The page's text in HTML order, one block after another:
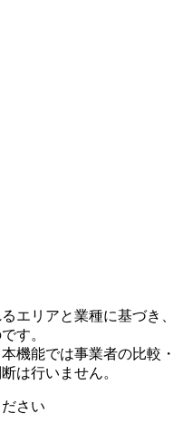
エリアと業種に基づき、
す。
機能では事業者の比較・
は行いません。
さい